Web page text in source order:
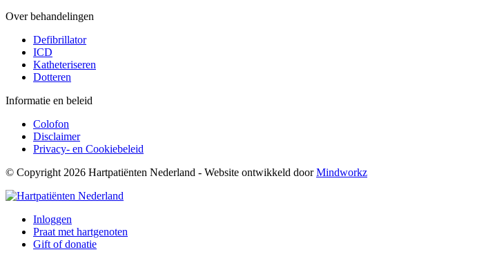
Over behandelingen
Defibrillator
ICD
Katheteriseren
Dotteren
Informatie en beleid
Colofon
Disclaimer
Privacy- en Cookiebeleid
© Copyright 2026 Hartpatiënten Nederland - Website ontwikkeld doorMindworkz
Inloggen
Praat met hartgenoten
Gift of donatie